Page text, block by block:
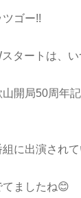
ゴー!!
タートは、
開局50周年
に出演され
ましたね😊